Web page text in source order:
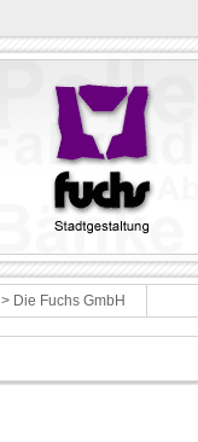
> Die Fuchs GmbH